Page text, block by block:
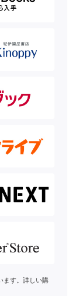
ます。詳しい購